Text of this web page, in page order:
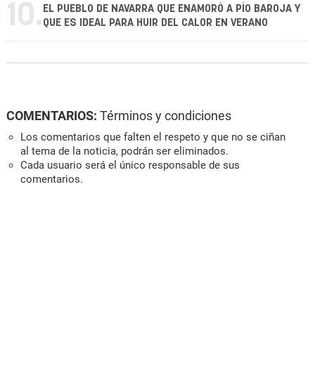
10. EL PUEBLO DE NAVARRA QUE ENAMORÓ A PÍO BAROJA Y
QUE ES IDEAL PARA HUIR DEL CALOR EN VERANO
COMENTARIOS: Términos y condiciones
Los comentarios que falten el respeto y que no se ciñan
al tema de la noticia, podrán ser eliminados.
Cada usuario será el único responsable de sus
comentarios.